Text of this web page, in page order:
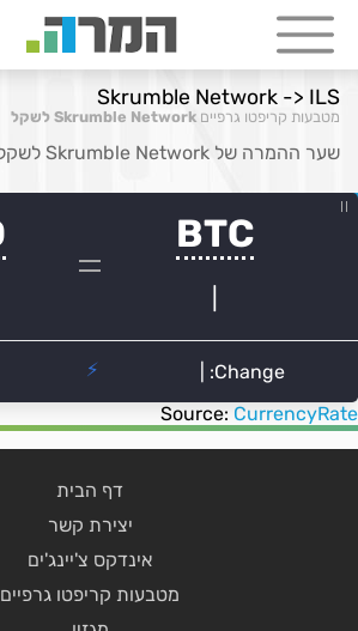
Skrumble Network -> ILS
מטבעות קריפטו גרפיים Skrumble Network לשקל
שער ההמרה של Skrumble Network לשקל בזמן אמת
Source: CurrencyRate
דף הבית
יצירת קשר
אינדקס צ'יינג'ים
מטבעות קריפטו גרפיים